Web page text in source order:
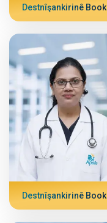
Destnîşankirinê Book
Destnîşankirinê Book